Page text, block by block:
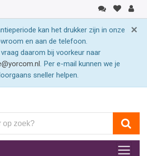
×
kan het drukker zijn in onze
en aan de telefoon.
daarom bij voorkeur naar
. Per e-mail kunnen we je
sneller helpen.